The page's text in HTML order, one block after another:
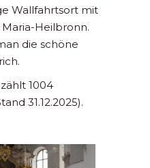
Wallfahrtsort mit
Heilbronn.
die schöne
1004
31.12.2025).